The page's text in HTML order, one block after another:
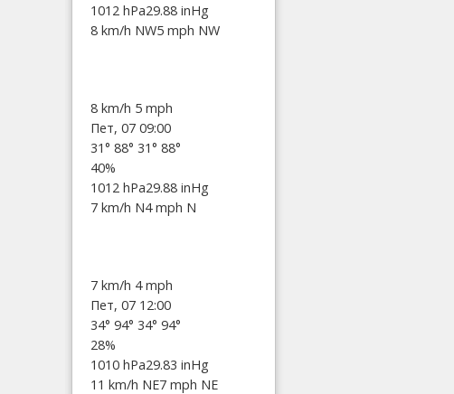
1012 hPa29.88 inHg
8 km/h NW5 mph NW
8 km/h 5 mph
Пет, 07 09:00
31° 88° 31° 88°
40%
1012 hPa29.88 inHg
7 km/h N4 mph N
7 km/h 4 mph
Пет, 07 12:00
34° 94° 34° 94°
28%
1010 hPa29.83 inHg
11 km/h NE7 mph NE